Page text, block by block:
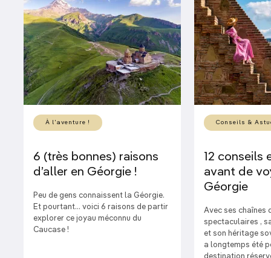
À l'aventure !
6 (très bonnes) raisons
d’aller en Géorgie !
Peu de gens connaissent la Géorgie.
Et pourtant… voici 6 raisons de partir
explorer ce joyau méconnu du
Caucase !
Conseils &
12 conseils
avant de
Géorgie
Avec ses chaînes
spectaculaires ,
et son héritage
a longtemps été